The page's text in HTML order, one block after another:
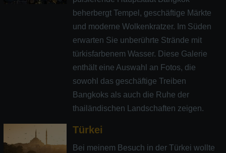
beherbergt Tempel, geschäftige Märkte
und moderne Wolkenkratzer. Im Süden
erwarten Sie unberührte Strände mit
türkisfarbenem Wasser. Diese Galerie
enthält eine Auswahl an Fotos, die
sowohl das geschäftige Treiben
Bangkoks als auch die Ruhe der
thailändischen Landschaften zeigen.
Türkei
Bei meinem Besuch in der Türkei wollte